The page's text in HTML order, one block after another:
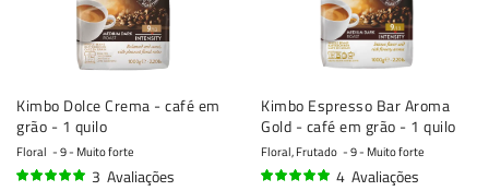
Kimbo Dolce Crema - café em
grão - 1 quilo
Floral 9 - Muito forte
3 Avaliações
Kimbo Espresso Bar Aroma
Gold - café em grão - 1 quilo
Floral, Frutado 9 - Muito forte
4 Avaliações